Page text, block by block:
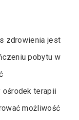
zdrowienia jest
pobytu w
ośrodek terapii
możliwość